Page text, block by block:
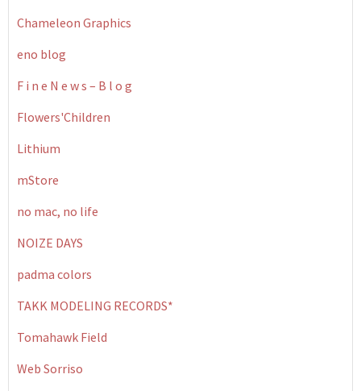
Chameleon Graphics
eno blog
F i n e N e w s – B l o g
Flowers'Children
Lithium
mStore
no mac, no life
NOIZE DAYS
padma colors
TAKK MODELING RECORDS*
Tomahawk Field
Web Sorriso